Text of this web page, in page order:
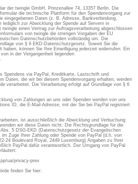
der twingle GmbH, Prinzenallee 74, 13357 Berlin. Die
die technische Plattform für den Spendenvorgang zur
eingegebenen Daten (z. B. Adresse, Bankverbindung,
lediglich zur Abwicklung der Spende auf Servern in
einen Vertrag zur Auftragsverarbeitung abgeschlossen
von twingle die strengen Vorgaben der EU
Datenschutzbehörden vollständig um. Die
von § 6 EKD-Datenschutzgesetz. Soweit Sie die
haben, können Sie Ihre Einwilligung jederzeit widerrufen. Ein
in der Vergangenheit liegenden
Spendens via PayPal, Kreditkarte, Lastschrift und
Daten, die wir bei diesem Spendenvorgang erhalten, werden
verarbeitet. Die Verarbeitung erfolgt auf Grundlage von § 6
von Zahlungen an uns oder Spenden werden von uns
ID, die E-Mail-Adresse, mit der Sie bei PayPal registriert
ist ausschließlich die Abwicklung und Verbuchung
wir diese Daten nicht. Die Rechtsgrundlage für die
5 DSG-EKD (Datenschutzgesetz der Evangelischen
Zuge Ihrer Zahlung oder Spende von PayPal (d.h. von
24 Boulevard Royal, 2449 Luxemburg) Angaben zu Ihrer
PayPal dafür verantwortlich. Der Umgang von PayPal
ua/privacy-prev
finden Sie hier: